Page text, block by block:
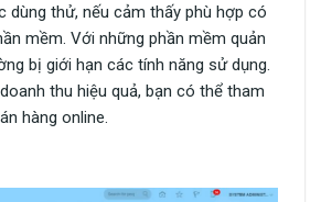
dùng thử, nếu cảm thấy phù hợp có
mềm. Với những phần mềm quản
bị giới hạn các tính năng sử dụng.
thu hiệu quả, bạn có thể tham
hàng online.